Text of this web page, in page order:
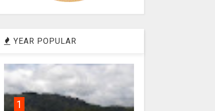
YEAR POPULAR
1